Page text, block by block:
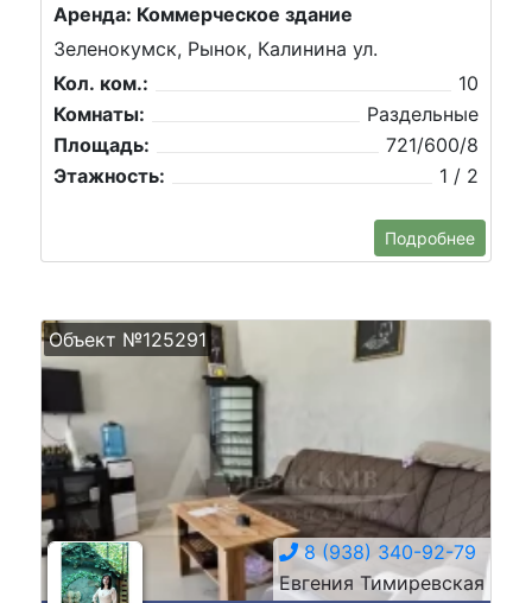
Аренда: Коммерческое здание
Зеленокумск, Рынок, Калинина ул.
Кол. ком.:
10
Комнаты:
Раздельные
Площадь:
721/600/8
Этажность:
1 / 2
Подробнее
Объект №125291
8 (938) 340-92-79
Евгения Тимиревская